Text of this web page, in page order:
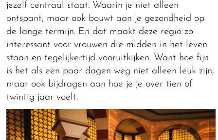
jezelf centraal staat. Waarin je niet alleen
ontspant, maar ook bouwt aan je gezondheid op
de lange termijn. En dat maakt deze regio zo
interessant voor vrouwen die midden in het leven
staan en tegelijkertijd vooruitkijken. Want hoe fijn
is het als een paar dagen weg niet alleen leuk zijn,
maar ook bijdragen aan hoe je je over tien of
twintig jaar voelt.